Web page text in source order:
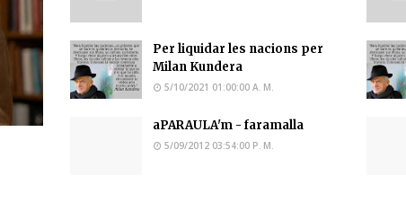
Per liquidar les nacions per
Milan Kundera
5/10/2021 01:00:00 A. M.
aPARAULA'm - faramalla
5/09/2012 03:54:00 P. M.